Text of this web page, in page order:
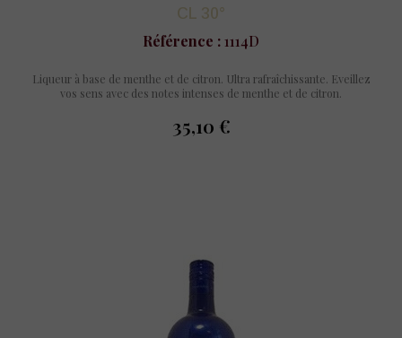
CL 30°
Référence :1114D
Liqueur à base de menthe et de citron. Ultra rafraîchissante. Eveillez
vos sens avec des notes intenses de menthe et de citron.
prix
35,10 €